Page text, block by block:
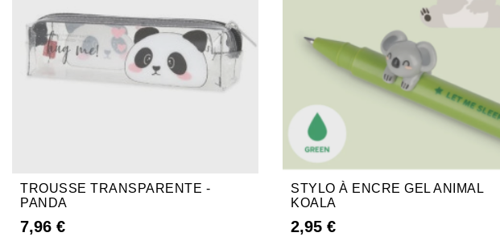
TROUSSE TRANSPARENTE -
PANDA
7,96 €
STYLO À ENCRE GEL ANIMAL
KOALA
2,95 €